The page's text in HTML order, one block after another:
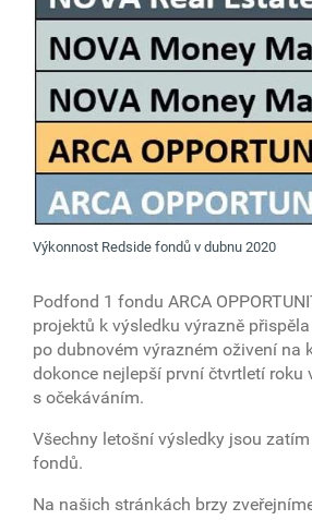
Výkonnost Redside fondů v dubnu 2020
Podfond 1 fondu ARCA
projektů k výsledku výrazně
po dubnovém výrazném oživení na
dokonce nejlepší první čtvrtletí roku
s očekáváním.
Všechny letošní výsledky jsou
fondů.
Na našich stránkách brzy